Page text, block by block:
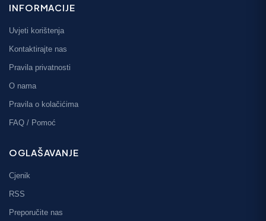
INFORMACIJE
Uvjeti korištenja
Kontaktirajte nas
Pravila privatnosti
O nama
Pravila o kolačićima
FAQ / Pomoć
OGLAŠAVANJE
Cjenik
RSS
Preporučite nas